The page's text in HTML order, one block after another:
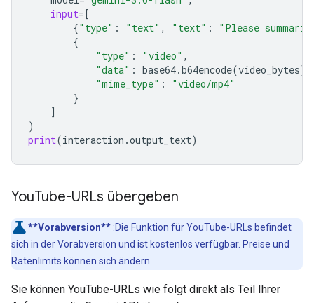
input=[
{"type" : "text" , "text" :
"Please
{
"type" : "video" ,
"data" : base64.b64encode(video_bytes)
"mime_type" :
"video/mp4"
}
]
)
print(interaction .output_text)
YouTube-URLs übergeben
**Vorabversion** :Die Funktion für YouTube-URLs befindet
sich in der Vorabversion und ist kostenlos verfügbar. Preise und
Ratenlimits können sich ändern.
Sie können YouTube-URLs wie folgt direkt als Teil Ihrer